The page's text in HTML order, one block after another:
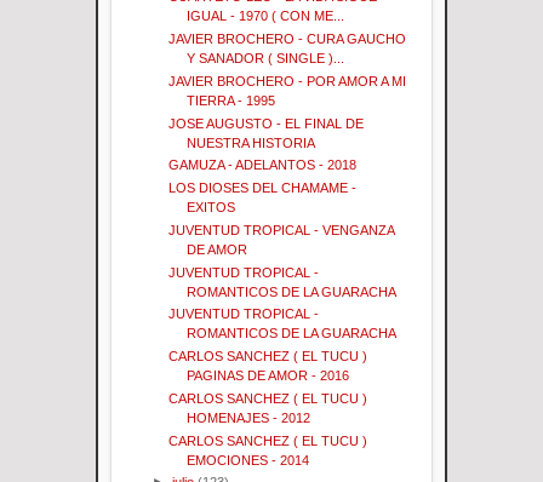
IGUAL - 1970 ( CON ME...
JAVIER BROCHERO - CURA GAUCHO
Y SANADOR ( SINGLE )...
JAVIER BROCHERO - POR AMOR A MI
TIERRA - 1995
JOSE AUGUSTO - EL FINAL DE
NUESTRA HISTORIA
GAMUZA - ADELANTOS - 2018
LOS DIOSES DEL CHAMAME -
EXITOS
JUVENTUD TROPICAL - VENGANZA
DE AMOR
JUVENTUD TROPICAL -
ROMANTICOS DE LA GUARACHA
JUVENTUD TROPICAL -
ROMANTICOS DE LA GUARACHA
CARLOS SANCHEZ ( EL TUCU )
PAGINAS DE AMOR - 2016
CARLOS SANCHEZ ( EL TUCU )
HOMENAJES - 2012
CARLOS SANCHEZ ( EL TUCU )
EMOCIONES - 2014